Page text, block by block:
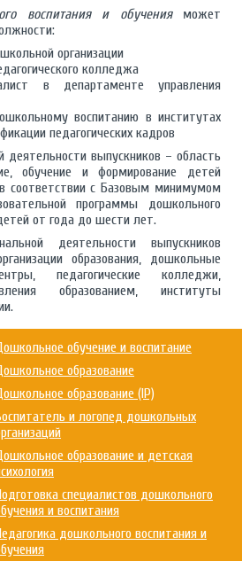
воспитания и обученияможет
организации
колледжа
в департаменте управления
воспитанию в институтах
педагогических кадров
деятельности выпускников – область
обучение и формирование детей
соответствии с Базовым минимумом
программы дошкольного
от года до шести лет.
деятельности выпускников
образования, дошкольные
педагогические колледжи,
образованием, институты
обучение и воспитание
образование
образование (IP)
и логопед дошкольных
образование и детская
специалистов дошкольного
и воспитания
дошкольного воспитания и